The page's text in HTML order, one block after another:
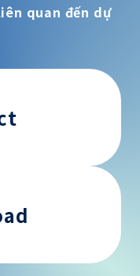
quan đến dự